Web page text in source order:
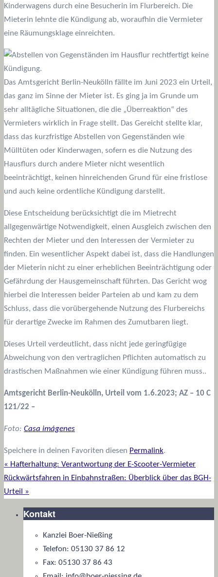
Kinderwagens durch eine Besucherin im Flurbereich. Die
Mieterin lehnte die Kündigung ab, woraufhin die Vermieter
eine Räumungsklage einreichten.
Das Amtsgericht Berlin-Neukölln fällte im Juni 2023 ein Urteil,
das ganz im Sinne der Mieter ist. Es ging ja im Grunde um
sehr alltägliche Situationen, die die „Überreaktion“ des
Vermieters wirklich in Frage stellt. Das Gereicht stellte klar,
dass das kurzfristige Abstellen von Gegenständen wie
Mülltüten oder Kinderwagen, sofern es die Nutzung des
Hausflurs durch andere Mieter nicht wesentlich
beeinträchtigt, keinen hinreichenden Grund für eine fristlose
und auch keine ordentliche Kündigung darstellt.
Diese Entscheidung berücksichtigt die im Mietrecht
allgegenwärtige Notwendigkeit, einen Ausgleich zwischen den
Rechten der Mieter und den Interessen der Vermieter zu
finden. Ein wesentlicher Aspekt dabei ist, dass die Handlungen
der Mieterin nicht zu einer erheblichen Beeinträchtigung oder
Gefährdung der Hausgemeinschaft führten. Das Gericht wog
hierbei die Interessen beider Parteien ab und kam zu dem
Schluss, dass die vorübergehende Nutzung des Flurbereichs
für derartige Zwecke im Rahmen des Zumutbaren liegt.
Dieses Urteil verdeutlicht, dass nicht jede geringfügige
Abweichung von den vertraglichen Pflichten automatisch zu
drastischen Maßnahmen wie einer Kündigung führen muss..
Amtsgericht Berlin-Neukölln, Urteil vom 1.6.2023; AZ – 10 C
121/22 –
Foto: Casa imágenes
Speichere in deinen Favoriten diesen Permalink.
« Hafterhaltung: Verantwortung der E-Scooter-Vermieter
Rückwärtsfahren in Einbahnstraßen: Überblick über das BGH-
Urteil
»
Kontakt
Kanzlei Boer-Nießing
Telefon: 05130 37 86 12
Fax: 05130 37 86 43